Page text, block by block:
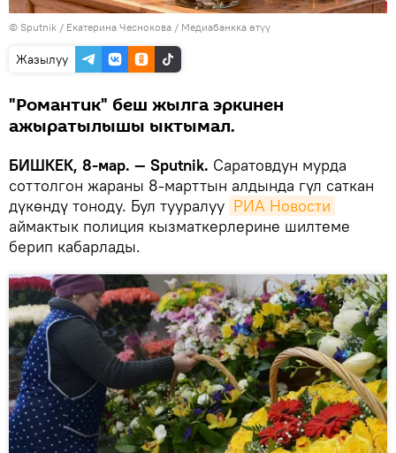
© Sputnik / Екатерина Чеснокова / Медиабанкка өтүү
Жазылуу
"Романтик" беш жылга эркинен
ажыратылышы ыктымал.
БИШКЕК, 8-мар. — Sputnik. Саратовдун мурда
соттолгон жараны 8-марттын алдында гүл саткан
дүкөндү тоноду. Бул тууралуу РИА Новости
аймактык полиция кызматкерлерине шилтеме
берип кабарлады.